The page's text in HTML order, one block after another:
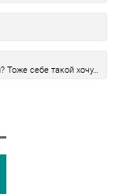
себе такой хочу…